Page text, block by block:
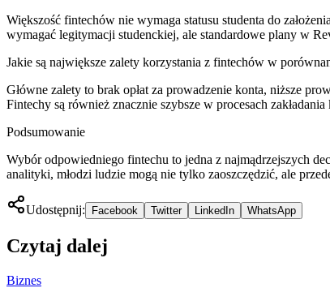
Większość fintechów nie wymaga statusu studenta do
wymagać legitymacji studenckiej, ale standardowe plany w
Jakie są największe zalety korzystania z fintechów w
Główne zalety to brak opłat za prowadzenie konta, niższe
Fintechy są również znacznie szybsze w procesach
Podsumowanie
Wybór odpowiedniego fintechu to jedna z najmądrzejszych
analityki, młodzi ludzie mogą nie tylko zaoszczędzić, ale
Udostępnij: Facebook Twitter LinkedIn WhatsApp
Czytaj dalej
Biznes